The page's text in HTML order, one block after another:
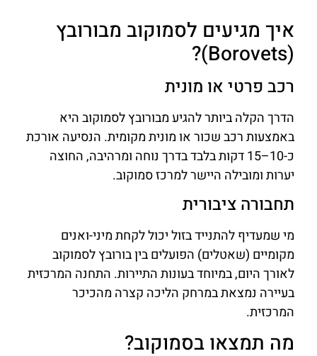
איך מגיעים לסמוקוב מבורובץ
(Borovets)?
רכב פרטי או מונית
הדרך הקלה ביותר להגיע מבורובץ לסמוקוב היא
באמצעות רכב שכור או מונית מקומית. הנסיעה אורכת
כ-10–15 דקות בלבד בדרך נוחה ומרהיבה, החוצה
יערות ומובילה היישר למרכז סמוקוב.
תחבורה ציבורית
מי שמעדיף להתנייד בזול יכול לקחת מיני-ואנים
מקומיים (שאטלים) הפועלים בין בורובץ לסמוקוב
לאורך היום, במיוחד בעונות התיירות. התחנה המרכזית
בעיירה נמצאת במרחק הליכה קצרה מהכיכר
המרכזית.
מה תמצאו בסמוקוב?